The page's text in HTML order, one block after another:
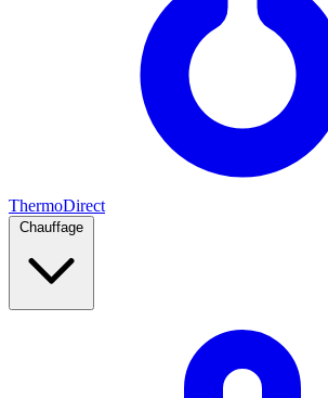
ThermoDirect